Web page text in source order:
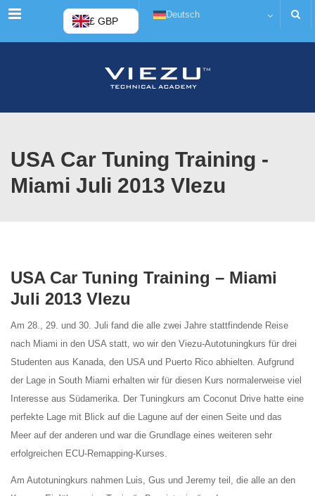
Menü £ GBP
Deutsch
USA Car Tuning Training -
Miami Juli 2013 VIezu
USA Car Tuning Training – Miami
Juli 2013 VIezu
Am 28., 29. und 30. Juli fand die alle zwei Jahre stattfindende Reise
nach Miami in den USA statt, wo wir den Viezu-Autotuningkurs für drei
Studenten aus Kanada, den USA und Puerto Rico abhielten. Aufgrund
der Lage in South Miami erhalten wir für diesen Kurs normalerweise viel
Interesse aus Südamerika. Der Tuningkurs am Coconut Drive hatte eine
perfekte Lage mit Blick auf die Lagune auf der einen Seite und das
Meer auf der anderen und war die Grundlage eines weiteren sehr
erfolgreichen ECU-Remapping-Kurses.
Am Autotuningkurs nahmen Luis, Gus und Jeremy teil, die alle an den